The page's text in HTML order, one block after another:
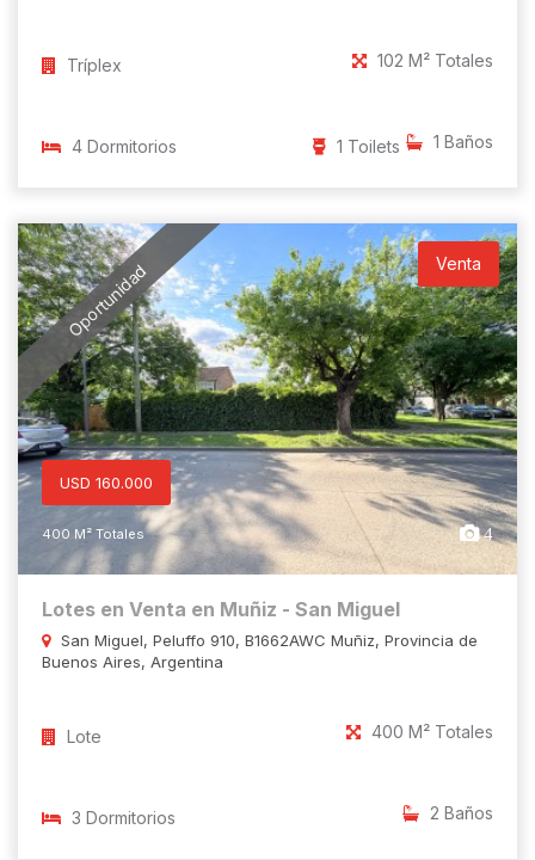
Tríplex 102 M² Totales
4 Dormitorios 1 Baños
1 Toilets
Oportunidad Venta
USD 160.000
400 M² Totales 4
Lotes en Venta en Muñiz - San Miguel
San Miguel, Peluffo 910, B1662AWC Muñiz, Provincia de
Buenos Aires, Argentina
Lote 400 M² Totales
3 Dormitorios 2 Baños